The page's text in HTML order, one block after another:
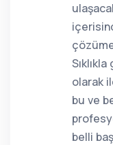
olarak
bu ve
belli